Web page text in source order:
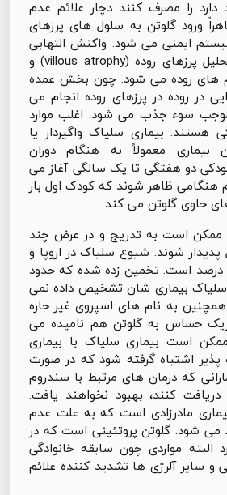
را مصرف کنند دچار علائم عدم
ورود گلوتن به سلول های پرزهای
ایمنی می شود. واکنش التهابی
ایجاد شده موجب تحلیل پرزهای روده (villous atrophy) و
های روده می شود. چون بخش عمده
در روده در پرزهای روده انجام می
موجب سوء جذب می شود. اغلب موارد
هستند. بیماری سلیاک واگیردار یا
معمولاً به هنگام دوران
دو هفتگی تا یک سالگی آغاز می
هنگامی ظاهر شوند که کودک اول بار
حاوی گلوتن می کند.
ممکن است به تدریج و در عرض چند
شوند. شیوع سلیاک در اروپا و
آمریکای جنوبی ۰/۲۸ درصد است. تخمین زده شده که حدود
سلیاک بیماری شان تشخیص داده نمی
به نام های اسپروی غیر حاره
حساس به گلوتن هم نامیده می
است بیماری سلیاک با بیماری
اشتباه گرفته شود که در صورت
که درمان های مرتبط با سندروم
کنند، بهبود نخواهند یافت.
مادرزادی است که به علت عدم
می شود. گلوتن پروتئینی است که در
البته مواردی چون سابقه خانوادگی
و سایر آلرژی ها تشدید کننده علائم